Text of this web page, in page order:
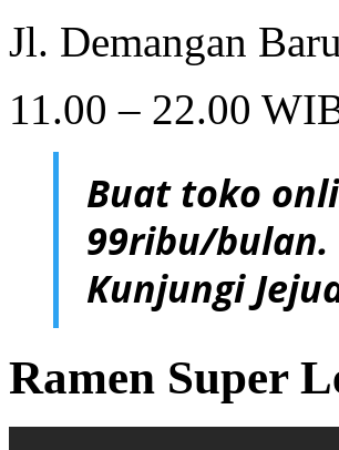
Jl. Demangan
11.00 – 22.00
Buat toko
99ribu/bulan.
Kunjungi
Ramen Super